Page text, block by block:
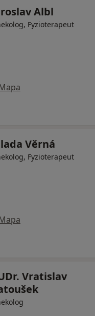
Albl
Fyzioterapeut
Věrná
Fyzioterapeut
Vratislav